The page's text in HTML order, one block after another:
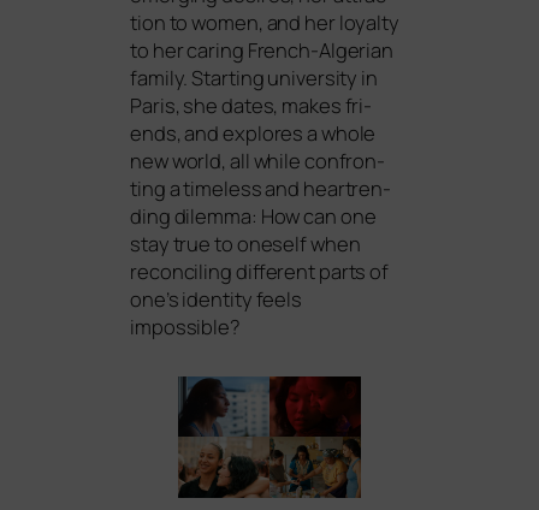
tion to women, and her loyal­ty
to her caring French-Algerian
fami­ly. Starting uni­ver­si­ty in
Paris, she dates, makes fri­
ends, and explo­res a who­le
new world, all while con­fron­
ting a tim­e­l­ess and heart­ren­
ding dilem­ma: How can one
stay true to ones­elf when
recon­ci­ling dif­fe­rent parts of
one’s iden­ti­ty feels
impossible?